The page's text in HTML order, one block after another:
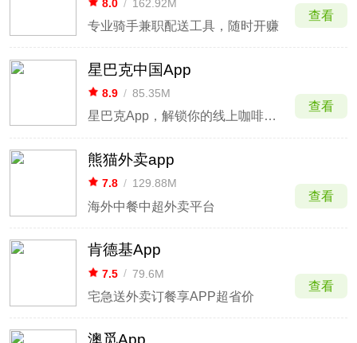
8.0 / 162.92M
专业骑手兼职配送工具，随时开赚
查看
星巴克中国App
8.9 / 85.35M
星巴克App，解锁你的线上咖啡生活
查看
熊猫外卖app
7.8 / 129.88M
海外中餐中超外卖平台
查看
肯德基App
7.5 / 79.6M
宅急送外卖订餐享APP超省价
查看